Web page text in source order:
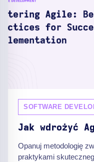
SOFTWARE
Jak wdrożyć
Opanuj metodologię
praktykami